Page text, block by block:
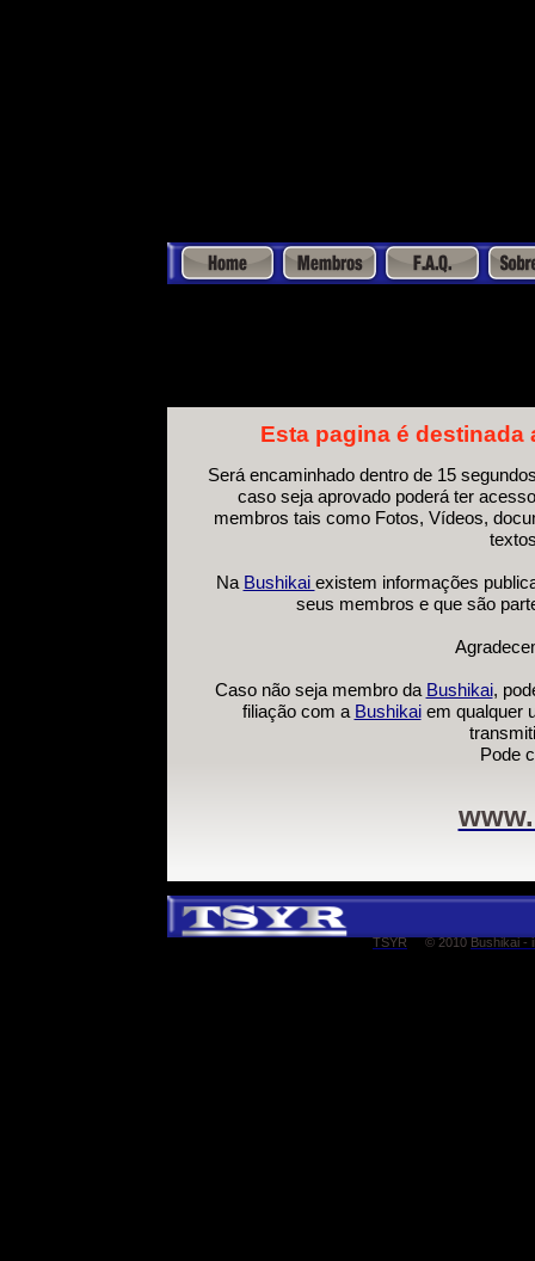
TSYR© 2010Bushikai -
Esta pagina é
Será encaminhado dentro de 15
caso seja aprovado poderá ter
membros tais como Fotos, Vídeos,
Na Bushikai existem informações
seus membros e que são
Caso não seja membro da Bushikai,
filiação com a Bushikaiem qualquer
Pode